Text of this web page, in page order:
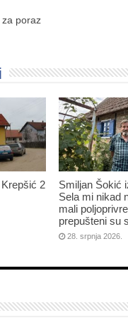
poraz
2
Smiljan Šokić
Sela mi nikad
mali
prepušteni su
28. srpnja 2026.